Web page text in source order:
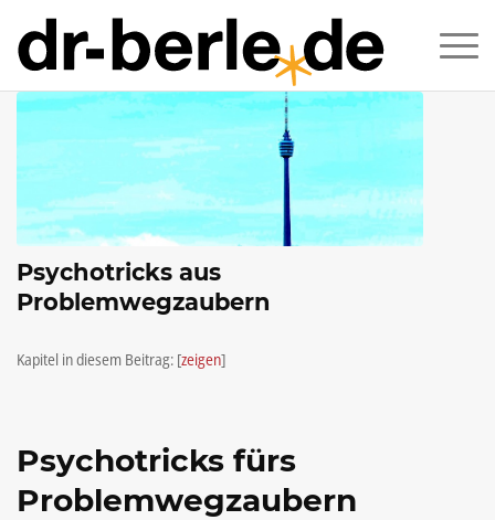
Psychotricks aus
Problemwegzaubern
Kapitel in diesem Beitrag: [zeigen]
Psychotricks fürs
Problemwegzaubern